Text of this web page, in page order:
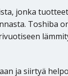
jonka
Toshiba
ja siirtyä